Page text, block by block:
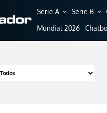
Serie A expand_more Serie B expand_more
Mundial 2026